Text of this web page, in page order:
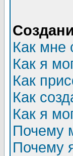
Как мне
Как я
Как
Как
Как я
Почему
Почему